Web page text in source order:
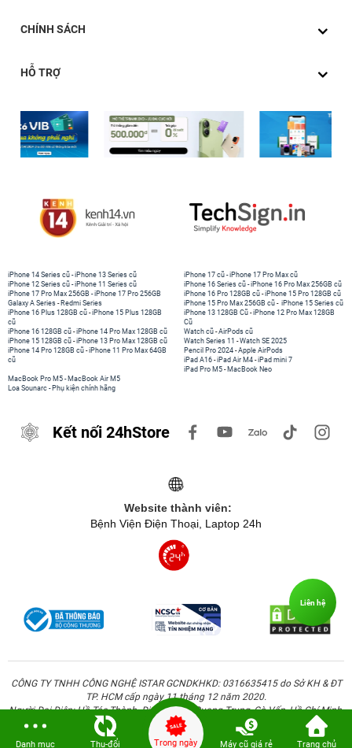
CHÍNH SÁCH
HỖ TRỢ
iPhone 14 Series cũ -iPhone 13 Series cũ
iPhone 12 Series cũ -iPhone 11 Series cũ
iPhone 17 Pro Max 256GB -iPhone 17 Pro 256GB
Galaxy A Series - Redmi Series
iPhone 17 cũ -iPhone 17 Pro Max cũ
iPhone 16 Series cũ - iPhone 16 Pro Max 256GB cũ
iPhone 16 Pro 128GB cũ -iPhone 15 Pro 128GB cũ
iPhone 15 Pro Max 256GB cũ - iPhone 15 Series cũ
iPhone 16 Plus 128GB cũ -iPhone 15 Plus 128GB
cũ
iPhone 16 128GB cũ -iPhone 14 Pro Max 128GB cũ
iPhone 15 128GB cũ -iPhone 13 Pro Max 128GB cũ
iPhone 14 Pro 128GB cũ -iPhone 11 Pro Max 64GB
cũ
iPhone 13 128GB Cũ -iPhone 12 Pro Max 128GB
Cũ
Watch cũ -AirPods cũ
Watch Series 11 -Watch SE 2025
Pencil Pro 2024 -Apple AirPods
iPad A16 -iPad Air M4 -iPad mini 7
iPad Pro M5 - MacBook Neo
MacBook Pro M5 - MacBook Air M5
Loa Sounarc - Phụ kiện chính hãng
Kết nối 24hStore
Website thành viên:
Bệnh Viện Điện Thoại, Laptop 24h
CÔNG TY TNHH CÔNG NGHỆ ISTAR GCNDKHKD: 0316635415 do Sở KH & ĐT
TP. HCM cấp ngày 11 tháng 12 năm 2020.
Người Đại Diện: Hồ Tác Thành. Địa chỉ: 389 Quang Trung, Gò Vấp, Hồ Chí Minh.
Danh mục Thu-đổi Trong ngày Máy cũ giá rẻ Trang chủ
Liên hệ